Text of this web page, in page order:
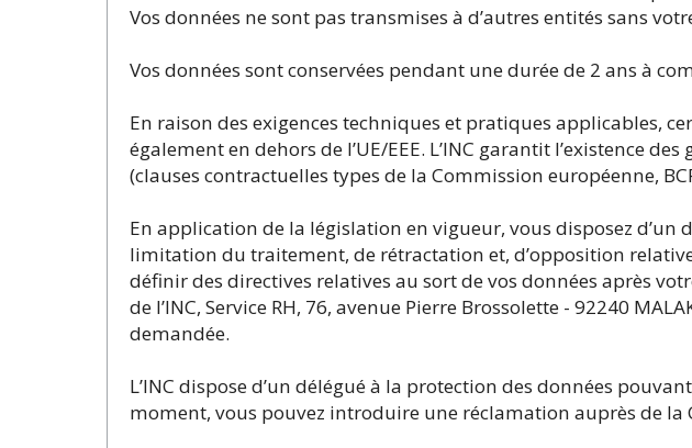
Vos données ne sont pas transmises à d’autres entités sans
Vos données sont conservées pendant une durée de 2 ans à
En raison des exigences techniques et pratiques applicables,
également en dehors de l’UE/EEE. L’INC garantit l’existence
(clauses contractuelles types de la Commission européenne,
En application de la législation en vigueur, vous disposez
limitation du traitement, de rétractation et, d’opposition
définir des directives relatives au sort de vos données après
de l’INC, Service RH, 76, avenue Pierre Brossolette - 92240
demandée.
L’INC dispose d’un délégué à la protection des données
moment, vous pouvez introduire une réclamation auprès de la